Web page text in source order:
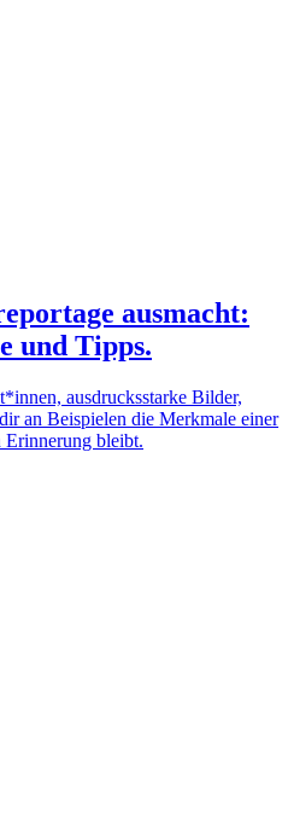
ausmacht:
und Tipps.
ausdrucksstarke Bilder,
an Beispielen die Merkmale einer
Erinnerung bleibt.